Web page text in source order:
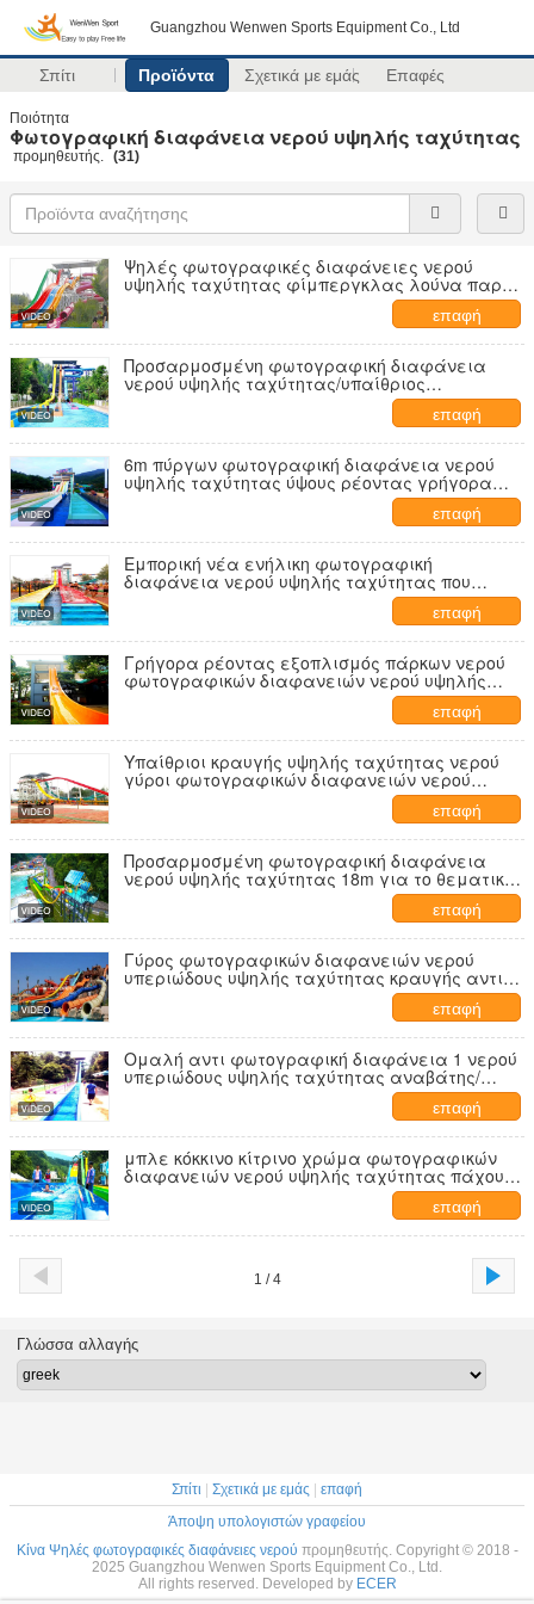
Guangzhou Wenwen Sports Equipment Co., Ltd
Σπίτι Προϊόντα Σχετικά με εμάς Επαφές
Ποιότητα
Φωτογραφική διαφάνεια νερού υψηλής ταχύτητας
προμηθευτής. (31)
Ψηλές φωτογραφικές διαφάνειες νερού
υψηλής ταχύτητας φίμπεργκλας λούνα παρκ
επαφή
Προσαρμοσμένη φωτογραφική διαφάνεια
νερού υψηλής ταχύτητας/υπαίθριος
επαφή
6m πύργων φωτογραφική διαφάνεια νερού
υψηλής ταχύτητας ύψους ρέοντας γρήγορα
επαφή
Εμπορική νέα ενήλικη φωτογραφική
διαφάνεια νερού υψηλής ταχύτητας που
επαφή
Γρήγορα ρέοντας εξοπλισμός πάρκων νερού
φωτογραφικών διαφανειών νερού υψηλής
ταχύτητας για το θέρετρο ξενοδοχείων
επαφή
Υπαίθριοι κραυγής υψηλής ταχύτητας νερού
γύροι φωτογραφικών διαφανειών νερού
φωτογραφικών διαφανειών συγκλονίζοντας
επαφή
Προσαρμοσμένη φωτογραφική διαφάνεια
νερού υψηλής ταχύτητας 18m για το θεματικό
επαφή
Γύρος φωτογραφικών διαφανειών νερού
υπεριώδους υψηλής ταχύτητας κραυγής αντι
επαφή
Ομαλή αντι φωτογραφική διαφάνεια 1 νερού
υπεριώδους υψηλής ταχύτητας αναβάτης/
επαφή
μπλε κόκκινο κίτρινο χρώμα φωτογραφικών
διαφανειών νερού υψηλής ταχύτητας πάχους
επαφή
1 / 4
Γλώσσα αλλαγής
Σπίτι Σχετικά με εμάς
επαφή
Άποψη υπολογιστών γραφείου
Κίνα Ψηλές φωτογραφικές διαφάνειες νερού προμηθευτής. Copyright © 2018 -
2025 Guangzhou Wenwen Sports Equipment Co., Ltd.
All rights reserved. Developed by ECER